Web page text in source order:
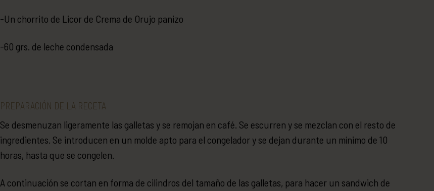
-Un chorrito de Licor de Crema de Orujo panizo
-60 grs. de leche condensada
PREPARACIÓN DE LA RECETA
Se desmenuzan ligeramente las galletas y se remojan en café. Se escurren y se mezclan con el resto de
ingredientes. Se introducen en un molde apto para el congelador y se dejan durante un mínimo de 10
horas, hasta que se congelen.
A continuación se cortan en forma de cilindros del tamaño de las galletas, para hacer un sandwich de